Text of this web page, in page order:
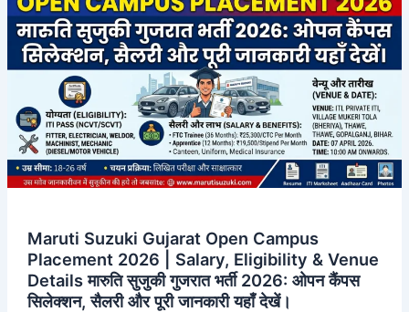
​Maruti Suzuki Gujarat Open Campus
Placement 2026 | Salary, Eligibility & Venue
Details ​मारुति सुजुकी गुजरात भर्ती 2026: ओपन कैंपस
सिलेक्शन, सैलरी और पूरी जानकारी यहाँ देखें।